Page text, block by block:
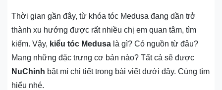
Thời gian gần đây, từ khóa tóc Medusa đang dần trở
thành xu hướng được rất nhiều chị em quan tâm, tìm
kiếm. Vậy, kiểu tóc Medusa là gì? Có nguồn từ đâu?
Mang những đặc trưng cơ bản nào? Tất cả sẽ được
NuChinh bật mí chi tiết trong bài viết dưới đây. Cùng tìm
hiểu nhé.